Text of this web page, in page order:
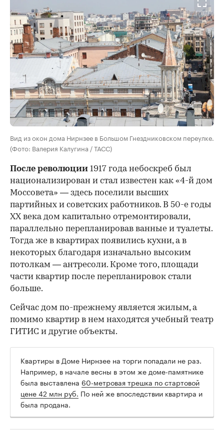
Вид из окон дома Нирнзее в Большом Гнездниковском переулке.
(Фото: Валерия Калугина / ТАСС)
После революции 1917 года небоскреб был
национализирован и стал известен как «4-й дом
Моссовета» — здесь поселили высших
партийных и советских работников. В 50-е годы
ХХ века дом капитально отремонтировали,
параллельно перепланировав ванные и туалеты.
Тогда же в квартирах появились кухни, а в
некоторых благодаря изначально высоким
потолкам — антресоли. Кроме того, площади
части квартир после перепланировок стали
больше.
Сейчас дом по-прежнему является жилым, а
помимо квартир в нем находятся учебный театр
ГИТИС и другие объекты.
Квартиры в Доме Нирнзее на торги попадали не раз.
Например, в начале весны в этом же доме-памятнике
была выставлена 60-метровая трешка по стартовой
цене 42 млн руб. По ней же впоследствии квартира и
была продана.